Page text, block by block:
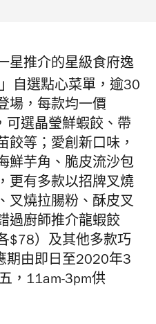
星推介的星級食府逸
自選點心菜單 ，逾30
場，每款均一價
可選晶瑩鮮蝦餃、帶
餃等；愛創新口味，
鮮芋角、脆皮流沙包
更有多款以招牌叉燒
叉燒拉腸粉、酥皮叉
過廚師推介龍蝦餃
$78）及其他多款巧
期由即日至2020年3
， 11am-3pm供